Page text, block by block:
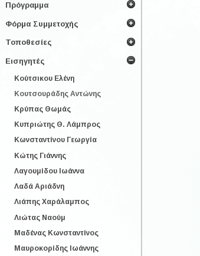
Πρόγραμμα
Φόρμα Συμμετοχής
Τοποθεσίες
Εισηγητές
Κούτσικου Ελένη
Κουτσουράδης Αντώνης
Κρύπας Θωμάς
Κυπριώτης Θ. Λάμπρος
Κωνσταντίνου Γεωργία
Κώτης Γιάννης
Λαγουμίδου Ιωάννα
Λαδά Αριάδνη
Λιάπης Χαράλαμπος
Λιώτας Ναούμ
Μαδένας Κωνσταντίνος
Μαυροκορίδης Ιωάννης